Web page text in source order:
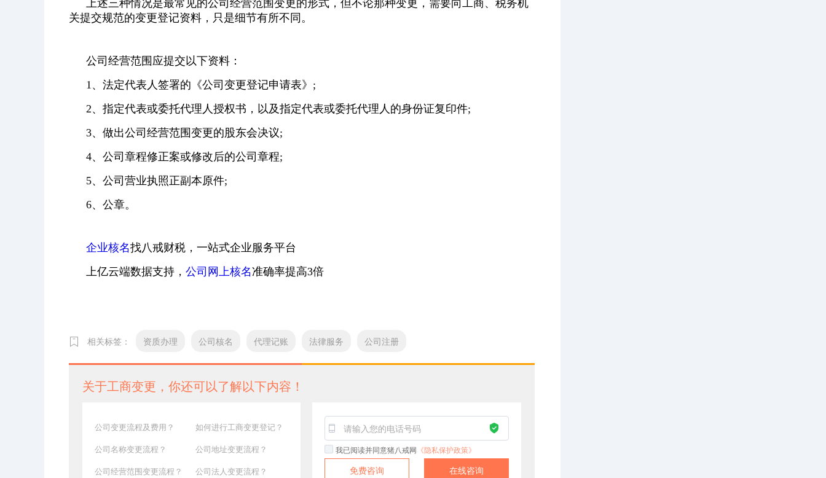
上述三种情况是最常见的公司经营范围变更的形式，但不论那种变更，需要向工商、税务机
关提交规范的变更登记资料，只是细节有所不同。
公司经营范围应提交以下资料：
1、法定代表人签署的《公司变更登记申请表》;
2、指定代表或委托代理人授权书，以及指定代表或委托代理人的身份证复印件;
3、做出公司经营范围变更的股东会决议;
4、公司章程修正案或修改后的公司章程;
5、公司营业执照正副本原件;
6、公章。
企业核名找八戒财税，一站式企业服务平台
上亿云端数据支持， 公司网上核名准确率提高3倍
相关标签： 资质办理 公司核名 代理记账 法律服务 公司注册
关于工商变更，你还可以了解以下内容！
公司变更流程及费用？
如何进行工商变更登记？
公司名称变更流程？
公司地址变更流程？
公司经营范围变更流程？
公司法人变更流程？
我已阅读并同意猪八戒网 《隐私保护政策》
免费咨询 在线咨询